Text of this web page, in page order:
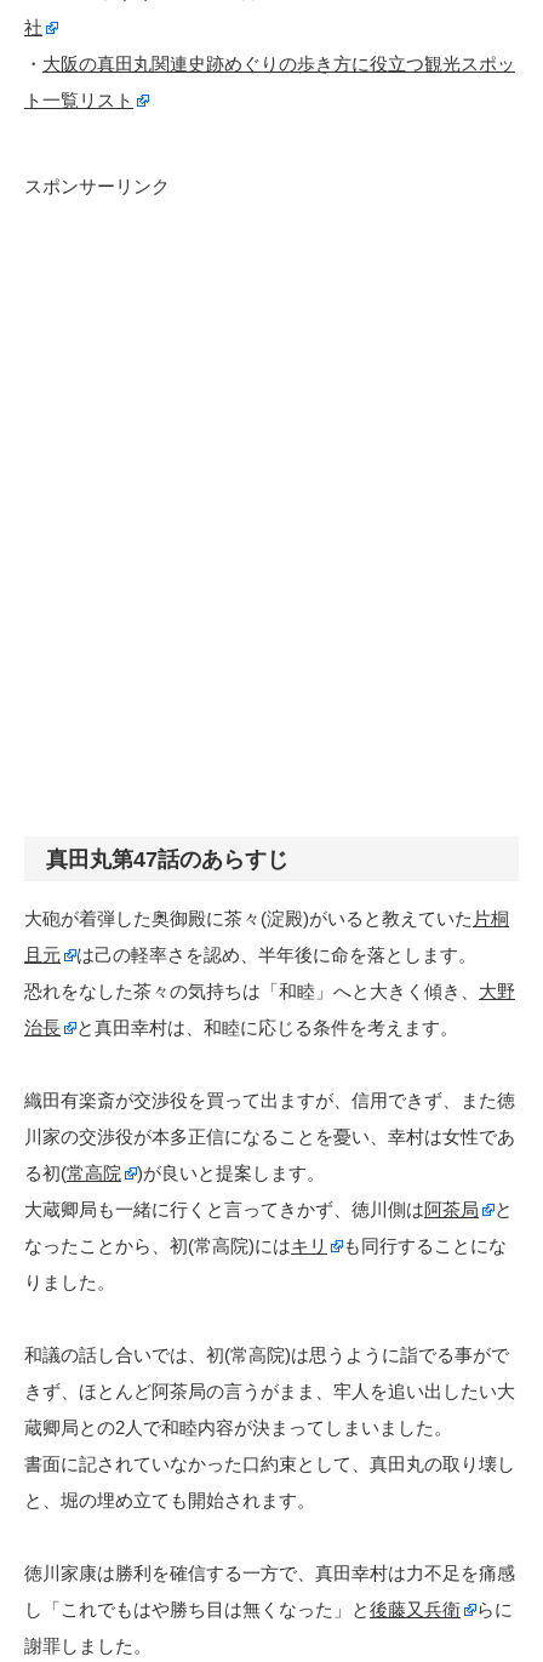
社
・ 大阪の真田丸関連史跡めぐりの歩き方に役立つ観光スポッ
ト一覧リスト
スポンサーリンク
真田丸第47話のあらすじ
大砲が着弾した奥御殿に茶々(淀殿)がいると教えていた 片桐
且元
は己の軽率さを認め、半年後に命を落とします。
恐れをなした茶々の気持ちは「和睦」へと大きく傾き、 大野
治長
と真田幸村は、和睦に応じる条件を考えます。
織田有楽斎が交渉役を買って出ますが、信用できず、また徳
川家の交渉役が本多正信になることを憂い、幸村は女性であ
る初(常高院
)が良いと提案します。
大蔵卿局も一緒に行くと言ってきかず、徳川側は阿茶局
と
なったことから、初(常高院)にはキリ
も同行することにな
りました。
和議の話し合いでは、初(常高院)は思うように詣でる事がで
きず、ほとんど阿茶局の言うがまま、牢人を追い出したい大
蔵卿局との2人で和睦内容が決まってしまいました。
書面に記されていなかった口約束として、真田丸の取り壊し
と、堀の埋め立ても開始されます。
徳川家康は勝利を確信する一方で、真田幸村は力不足を痛感
し「これでもはや勝ち目は無くなった」と後藤又兵衛
らに
謝罪しました。